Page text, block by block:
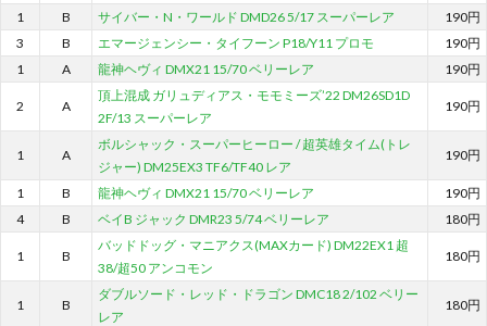
1
B サイバー・N・ワールド DMD26 5/17 スーパーレア
190円
3
B エマージェンシー・タイフーン P18/Y11 プロモ
190円
1
A 龍神ヘヴィ DMX21 15/70 ベリーレア 190円
2 A
頂上混成 ガリュディアス・モモミーズ’22 DM26SD1D
2F/13 スーパーレア
190円
1 A
ボルシャック・スーパーヒーロー / 超英雄タイム(トレ
ジャー) DM25EX3 TF6/TF40 レア
190円
1 B 龍神ヘヴィ DMX21 15/70 ベリーレア
190円
4
B ベイB ジャック DMR23 5/74 ベリーレア 180円
1 B
バッドドッグ・マニアクス(MAXカード) DM22EX1 超
38/超50 アンコモン
180円
1 B
ダブルソード・レッド・ドラゴン DMC18 2/102 ベリー
レア
180円